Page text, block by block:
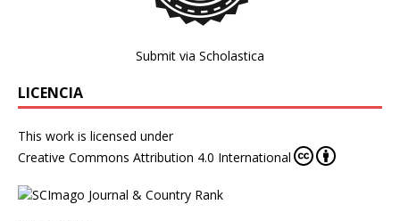
Submit via Scholastica
LICENCIA
This work is licensed under
Creative Commons Attribution 4.0 International